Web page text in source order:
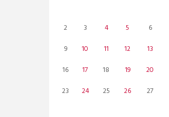
2
3 4 5 6
9
10 11 12 13
16
17 18 19 20
23
24 25 26 27